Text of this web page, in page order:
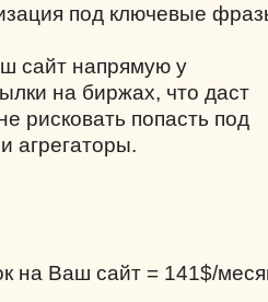
под ключевые
сайт напрямую у
на биржах, что даст
рисковать попасть под
агрегаторы.
на Ваш сайт = 141$/